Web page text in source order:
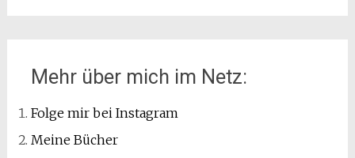
Mehr über mich im Netz:
Folge mir bei Instagram
Meine Bücher